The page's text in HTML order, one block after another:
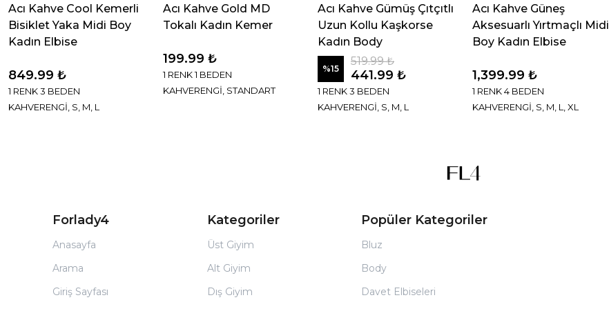
Acı Kahve Cool Kemerli
Bisiklet Yaka Midi Boy
Kadın Elbise
849.99 ₺
1 RENK 3 BEDEN
KAHVERENGİ, S, M, L
Acı Kahve Gold MD
Tokalı Kadın Kemer
199.99 ₺
1 RENK 1 BEDEN
KAHVERENGİ, STANDART
Acı Kahve Gümüş Çıtçıtlı
Uzun Kollu Kaşkorse
Kadın Body
%15
519.99 ₺
441.99 ₺
1 RENK 3 BEDEN
KAHVERENGİ, S, M, L
Acı Kahve Güneş
Aksesuarlı Yırtmaçlı Midi
Boy Kadın Elbise
1,399.99 ₺
1 RENK 4 BEDEN
KAHVERENGİ, S, M, L, XL
Forlady4
Anasayfa
Arama
Giriş Sayfası
Kategoriler
Üst Giyim
Alt Giyim
Dış Giyim
Popüler Kategoriler
Bluz
Body
Davet Elbiseleri